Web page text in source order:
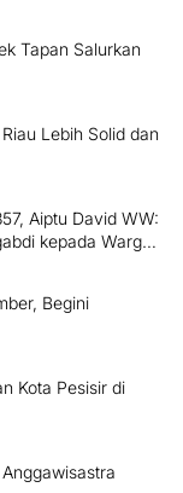
Tapan Salurkan
Lebih Solid dan
Aiptu David WW:
kepada Warga
Begini
Kota Pesisir di